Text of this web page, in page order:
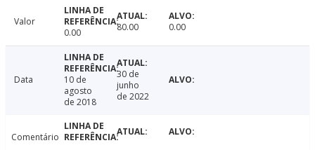
Valor
0.00
80.00 0.00
Data
10 de
agosto
de 2018
30 de
junho
de 2022
Comentário